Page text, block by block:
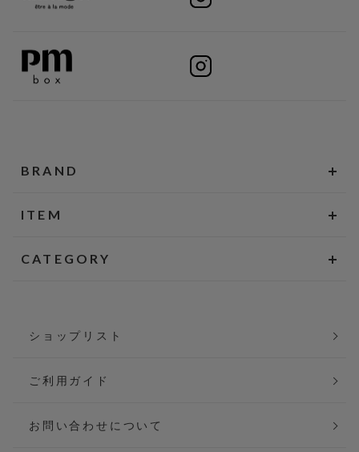
BRAND
ITEM
CATEGORY
ショップリスト
ご利用ガイド
お問い合わせについて